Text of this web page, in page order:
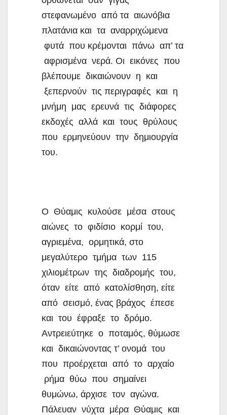
στεφανωμένο από τα αιωνόβια
πλατάνια και τα αναρριχώμενα
φυτά που κρέμονται πάνω απ’ τα
αφρισμένα νερά. Οι εικόνες που
βλέπουμε δικαιώνουν η και
ξεπερνούν τις περιγραφές και η
μνήμη μας ερευνά τις διάφορες
εκδοχές αλλά και τους θρύλους
που ερμηνεύουν την δημιουργία
του.
Ο Θύαμις κυλούσε μέσα στους
αιώνες το φιδίσιο κορμί του,
αγριεμένα, ορμητικά, στο
μεγαλύτερο τμήμα των 115
χιλιομέτρων της διαδρομής του,
όταν είτε από κατολίσθηση, είτε
από σεισμό, ένας βράχος έπεσε
και του έφραξε το δρόμο.
Αντρειεύτηκε ο ποταμός, θύμωσε
και δικαιώνοντας τ’ ονομά του
που προέρχεται από το αρχαίο
ρήμα θύω που σημαίνει
θυμώνω, άρχισε τον αγώνα.
Πάλευαν νύχτα μέρα Θύαμις και